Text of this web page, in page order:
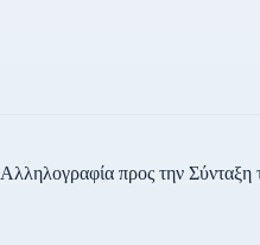
Αλληλογραφία προς την Σύνταξη